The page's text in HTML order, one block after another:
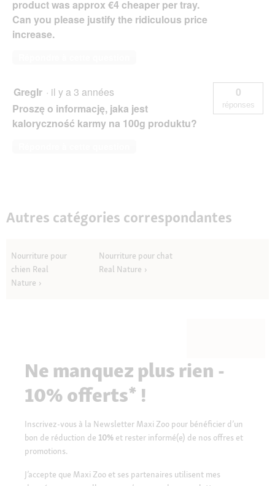
product was approx €4 cheaper per tray.
Can you please justify the ridiculous price
increase.
GregIr · il y a 3 années
Proszę o informację, jaka jest
kaloryczność karmy na 100g produktu?
0
réponses
Autres catégories correspondantes
Nourriture pour
chien Real
Nature
Nourriture pour chat
Real Nature
Ne manquez plus rien -
10% offerts* !
Inscrivez-vous à la Newsletter Maxi Zoo pour bénéficier d’un
bon de réduction de 10% et rester informé(e) de nos offres et
promotions.
J’accepte que Maxi Zoo et ses partenaires utilisent mes